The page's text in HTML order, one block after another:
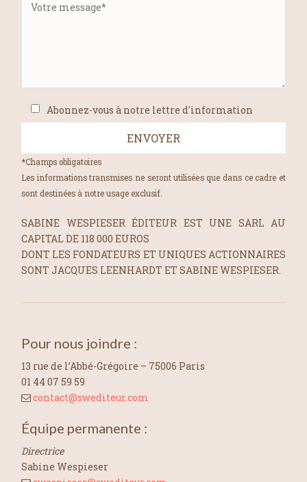
Abonnez-vous à notre lettre d'information
*Champs obligatoires
Les informations transmises ne seront utilisées que dans ce cadre et
sont destinées à notre usage exclusif.
SABINE WESPIESER ÉDITEUR EST UNE SARL AU
CAPITAL DE 118 000 EUROS
DONT LES FONDATEURS ET UNIQUES ACTIONNAIRES
SONT JACQUES LEENHARDT ET SABINE WESPIESER.
Pour nous joindre :
13 rue de l’Abbé-Grégoire – 75006 Paris
01 44 07 59 59
contact@swediteur.com
Équipe permanente :
Directrice
Sabine Wespieser